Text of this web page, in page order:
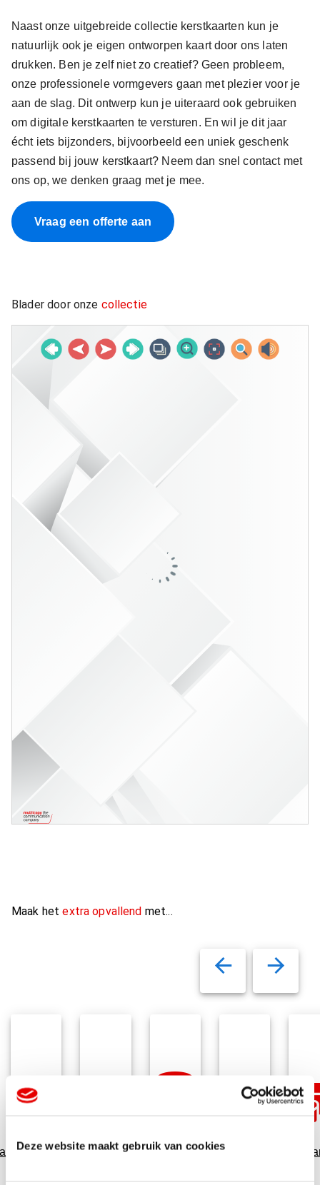
Deze website maakt gebruik van cookies
Naast onze uitgebreide collectie kerstkaarten kun je
natuurlijk ook je eigen ontworpen kaart door ons laten
drukken. Ben je zelf niet zo creatief? Geen probleem,
onze professionele vormgevers gaan met plezier voor je
aan de slag. Dit ontwerp kun je uiteraard ook gebruiken
om digitale kerstkaarten te versturen. En wil je dit jaar
écht iets bijzonders, bijvoorbeeld een uniek geschenk
passend bij jouw kerstkaart? Neem dan snel contact met
ons op, we denken graag met je mee.
Vraag een offerte aan
Blader door onze collectie
Maak hetextra opvallend met...
Relatiegeschenken Data
Snoepgoed